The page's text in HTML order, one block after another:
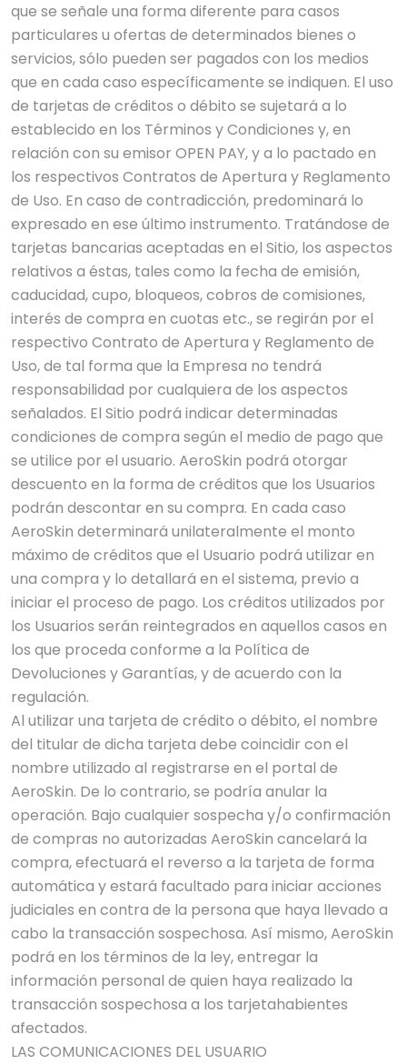
que se señale una forma diferente para casos
particulares u ofertas de determinados bienes o
servicios, sólo pueden ser pagados con los medios
que en cada caso específicamente se indiquen. El uso
de tarjetas de créditos o débito se sujetará a lo
establecido en los Términos y Condiciones y, en
relación con su emisor OPEN PAY, y a lo pactado en
los respectivos Contratos de Apertura y Reglamento
de Uso. En caso de contradicción, predominará lo
expresado en ese último instrumento. Tratándose de
tarjetas bancarias aceptadas en el Sitio, los aspectos
relativos a éstas, tales como la fecha de emisión,
caducidad, cupo, bloqueos, cobros de comisiones,
interés de compra en cuotas etc., se regirán por el
respectivo Contrato de Apertura y Reglamento de
Uso, de tal forma que la Empresa no tendrá
responsabilidad por cualquiera de los aspectos
señalados. El Sitio podrá indicar determinadas
condiciones de compra según el medio de pago que
se utilice por el usuario. AeroSkin podrá otorgar
descuento en la forma de créditos que los Usuarios
podrán descontar en su compra. En cada caso
AeroSkin determinará unilateralmente el monto
máximo de créditos que el Usuario podrá utilizar en
una compra y lo detallará en el sistema, previo a
iniciar el proceso de pago. Los créditos utilizados por
los Usuarios serán reintegrados en aquellos casos en
los que proceda conforme a la Política de
Devoluciones y Garantías, y de acuerdo con la
regulación.
Al utilizar una tarjeta de crédito o débito, el nombre
del titular de dicha tarjeta debe coincidir con el
nombre utilizado al registrarse en el portal de
AeroSkin. De lo contrario, se podría anular la
operación. Bajo cualquier sospecha y/o confirmación
de compras no autorizadas AeroSkin cancelará la
compra, efectuará el reverso a la tarjeta de forma
automática y estará facultado para iniciar acciones
judiciales en contra de la persona que haya llevado a
cabo la transacción sospechosa. Así mismo, AeroSkin
podrá en los términos de la ley, entregar la
información personal de quien haya realizado la
transacción sospechosa a los tarjetahabientes
afectados.
LAS COMUNICACIONES DEL USUARIO